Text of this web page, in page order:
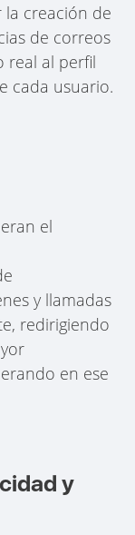
creación de
de correos
real al perfil
cada usuario.
el
y llamadas
redirigiendo
en ese
y